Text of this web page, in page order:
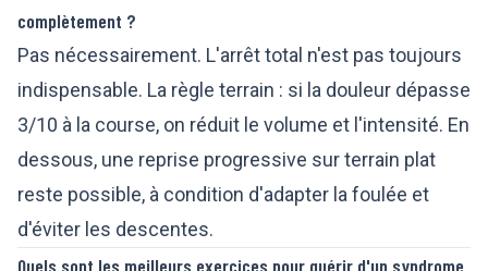
complètement ?
Pas nécessairement. L'arrêt total n'est pas toujours
indispensable. La règle terrain : si la douleur dépasse
3/10 à la course, on réduit le volume et l'intensité. En
dessous, une reprise progressive sur terrain plat
reste possible, à condition d'adapter la foulée et
d'éviter les descentes.
Quels sont les meilleurs exercices pour guérir d'un syndrome